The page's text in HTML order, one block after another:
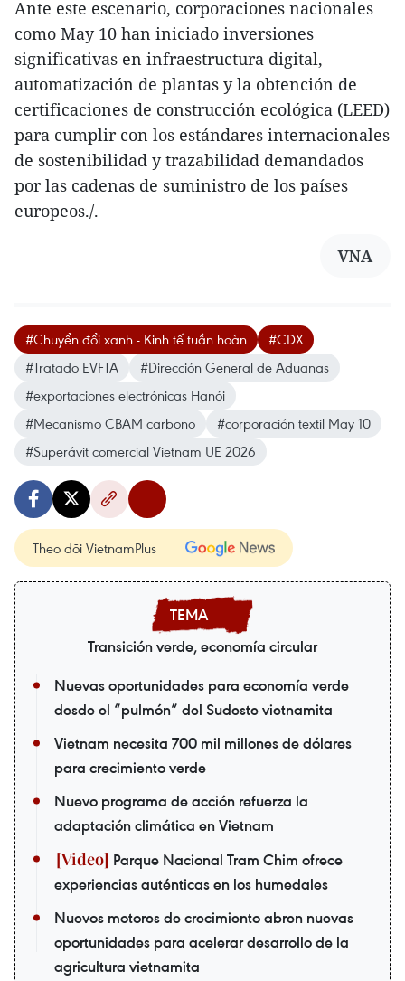
Ante este escenario, corporaciones nacionales
como May 10 han iniciado inversiones
significativas en infraestructura digital,
automatización de plantas y la obtención de
certificaciones de construcción ecológica (LEED)
para cumplir con los estándares internacionales
de sostenibilidad y trazabilidad demandados
por las cadenas de suministro de los países
europeos./.
VNA
#Chuyển đổi xanh - Kinh tế tuần hoàn
#CDX
#Tratado EVFTA
#Dirección General de Aduanas
#exportaciones electrónicas Hanói
#Mecanismo CBAM carbono
#corporación textil May 10
#Superávit comercial Vietnam UE 2026
Theo dõi VietnamPlus
Transición verde, economía circular
Nuevas oportunidades para economía verde
desde el “pulmón” del Sudeste vietnamita
Vietnam necesita 700 mil millones de dólares
para crecimiento verde
Nuevo programa de acción refuerza la
adaptación climática en Vietnam
Parque Nacional Tram Chim ofrece
experiencias auténticas en los humedales
Nuevos motores de crecimiento abren nuevas
oportunidades para acelerar desarrollo de la
agricultura vietnamita